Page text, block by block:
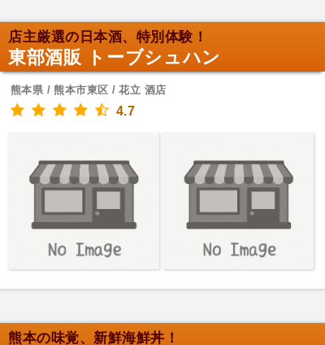
店主厳選の日本酒、特別体験！
東部酒販 トーブシュハン
熊本県 / 熊本市東区 / 花立 酒店
4.7
熊本の味覚、新鮮海鮮丼！